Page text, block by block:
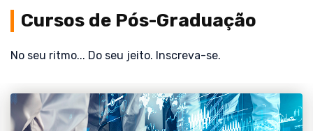
Cursos de Pós-Graduação
No seu ritmo... Do seu jeito. Inscreva-se.